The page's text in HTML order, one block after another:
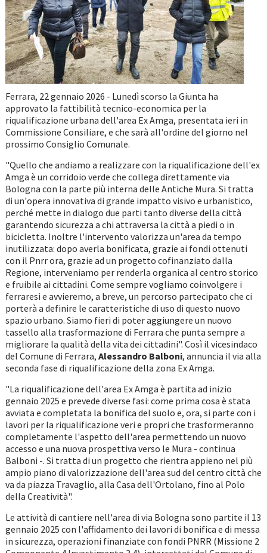
Ferrara, 22 gennaio 2026 - Lunedì scorso la Giunta ha
approvato la fattibilità tecnico-economica per la
riqualificazione urbana dell'area Ex Amga, presentata ieri in
Commissione Consiliare, e che sarà all'ordine del giorno nel
prossimo Consiglio Comunale.
"Quello che andiamo a realizzare con la riqualificazione dell'ex
Amga è un corridoio verde che collega direttamente via
Bologna con la parte più interna delle Antiche Mura. Si tratta
di un'opera innovativa di grande impatto visivo e urbanistico,
perché mette in dialogo due parti tanto diverse della città
garantendo sicurezza a chi attraversa la città a piedi o in
bicicletta. Inoltre l'intervento valorizza un'area da tempo
inutilizzata: dopo averla bonificata, grazie ai fondi ottenuti
con il Pnrr ora, grazie ad un progetto cofinanziato dalla
Regione, interveniamo per renderla organica al centro storico
e fruibile ai cittadini. Come sempre vogliamo coinvolgere i
ferraresi e avvieremo, a breve, un percorso partecipato che ci
porterà a definire le caratteristiche di uso di questo nuovo
spazio urbano. Siamo fieri di poter aggiungere un nuovo
tassello alla trasformazione di Ferrara che punta sempre a
migliorare la qualità della vita dei cittadini". Così il vicesindaco
del Comune di Ferrara, Alessandro Balboni, annuncia il via alla
seconda fase di riqualificazione della zona Ex Amga.
"La riqualificazione dell'area Ex Amga è partita ad inizio
gennaio 2025 e prevede diverse fasi: come prima cosa è stata
avviata e completata la bonifica del suolo e, ora, si parte con i
lavori per la riqualificazione veri e propri che trasformeranno
completamente l'aspetto dell'area permettendo un nuovo
accesso e una nuova prospettiva verso le Mura - continua
Balboni -. Si tratta di un progetto che rientra appieno nel più
ampio piano di valorizzazione dell'area sud del centro città che
va da piazza Travaglio, alla Casa dell'Ortolano, fino al Polo
della Creatività".
Le attività di cantiere nell'area di via Bologna sono partite il 13
gennaio 2025 con l'affidamento dei lavori di bonifica e di messa
in sicurezza, operazioni finanziate con fondi PNRR (Missione 2